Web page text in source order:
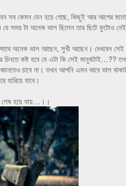
সব কেমন যেন হয়ে গেছে, কিছুই আর আগের মতো
সময় টা অনেক ভাল ছিলেন তার ছিটে ফুটোও
অনেক ভাল আছেন, সুখী আছেন। দেখবেন সেই
চিনতে কষ্ট হবে যে এটা কি সেই মানুষটাই…??
চাবে না। তখন আপনি এমন ভাবে ভাল
যাবে।
শেষ হয়ে যায়…।।